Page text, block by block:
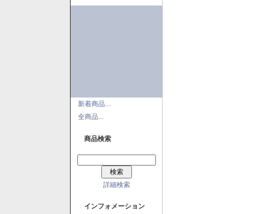
新着商品...
全商品...
商品検索
詳細検索
インフォメーション